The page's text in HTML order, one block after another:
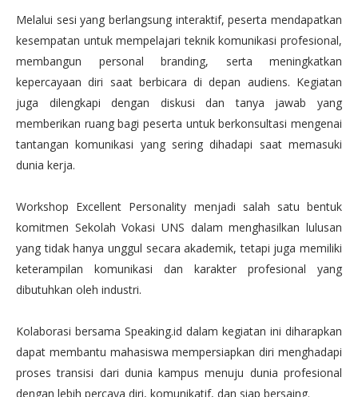
Melalui sesi yang berlangsung interaktif, peserta mendapatkan
kesempatan untuk mempelajari teknik komunikasi profesional,
membangun personal branding, serta meningkatkan
kepercayaan diri saat berbicara di depan audiens. Kegiatan
juga dilengkapi dengan diskusi dan tanya jawab yang
memberikan ruang bagi peserta untuk berkonsultasi mengenai
tantangan komunikasi yang sering dihadapi saat memasuki
dunia kerja.
Workshop Excellent Personality menjadi salah satu bentuk
komitmen Sekolah Vokasi UNS dalam menghasilkan lulusan
yang tidak hanya unggul secara akademik, tetapi juga memiliki
keterampilan komunikasi dan karakter profesional yang
dibutuhkan oleh industri.
Kolaborasi bersama Speaking.id dalam kegiatan ini diharapkan
dapat membantu mahasiswa mempersiapkan diri menghadapi
proses transisi dari dunia kampus menuju dunia profesional
dengan lebih percaya diri, komunikatif, dan siap bersaing.